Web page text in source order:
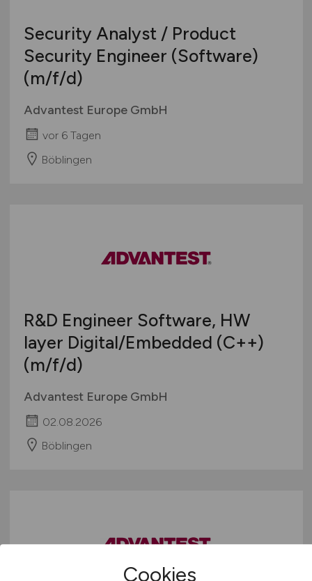
Security Analyst / Product
Security Engineer (Software)
(m/f/d)
Advantest Europe GmbH
vor 6 Tagen
Böblingen
R&D Engineer Software, HW
layer Digital/Embedded (C++)
(m/f/d)
Advantest Europe GmbH
02.08.2026
Böblingen
Cookies